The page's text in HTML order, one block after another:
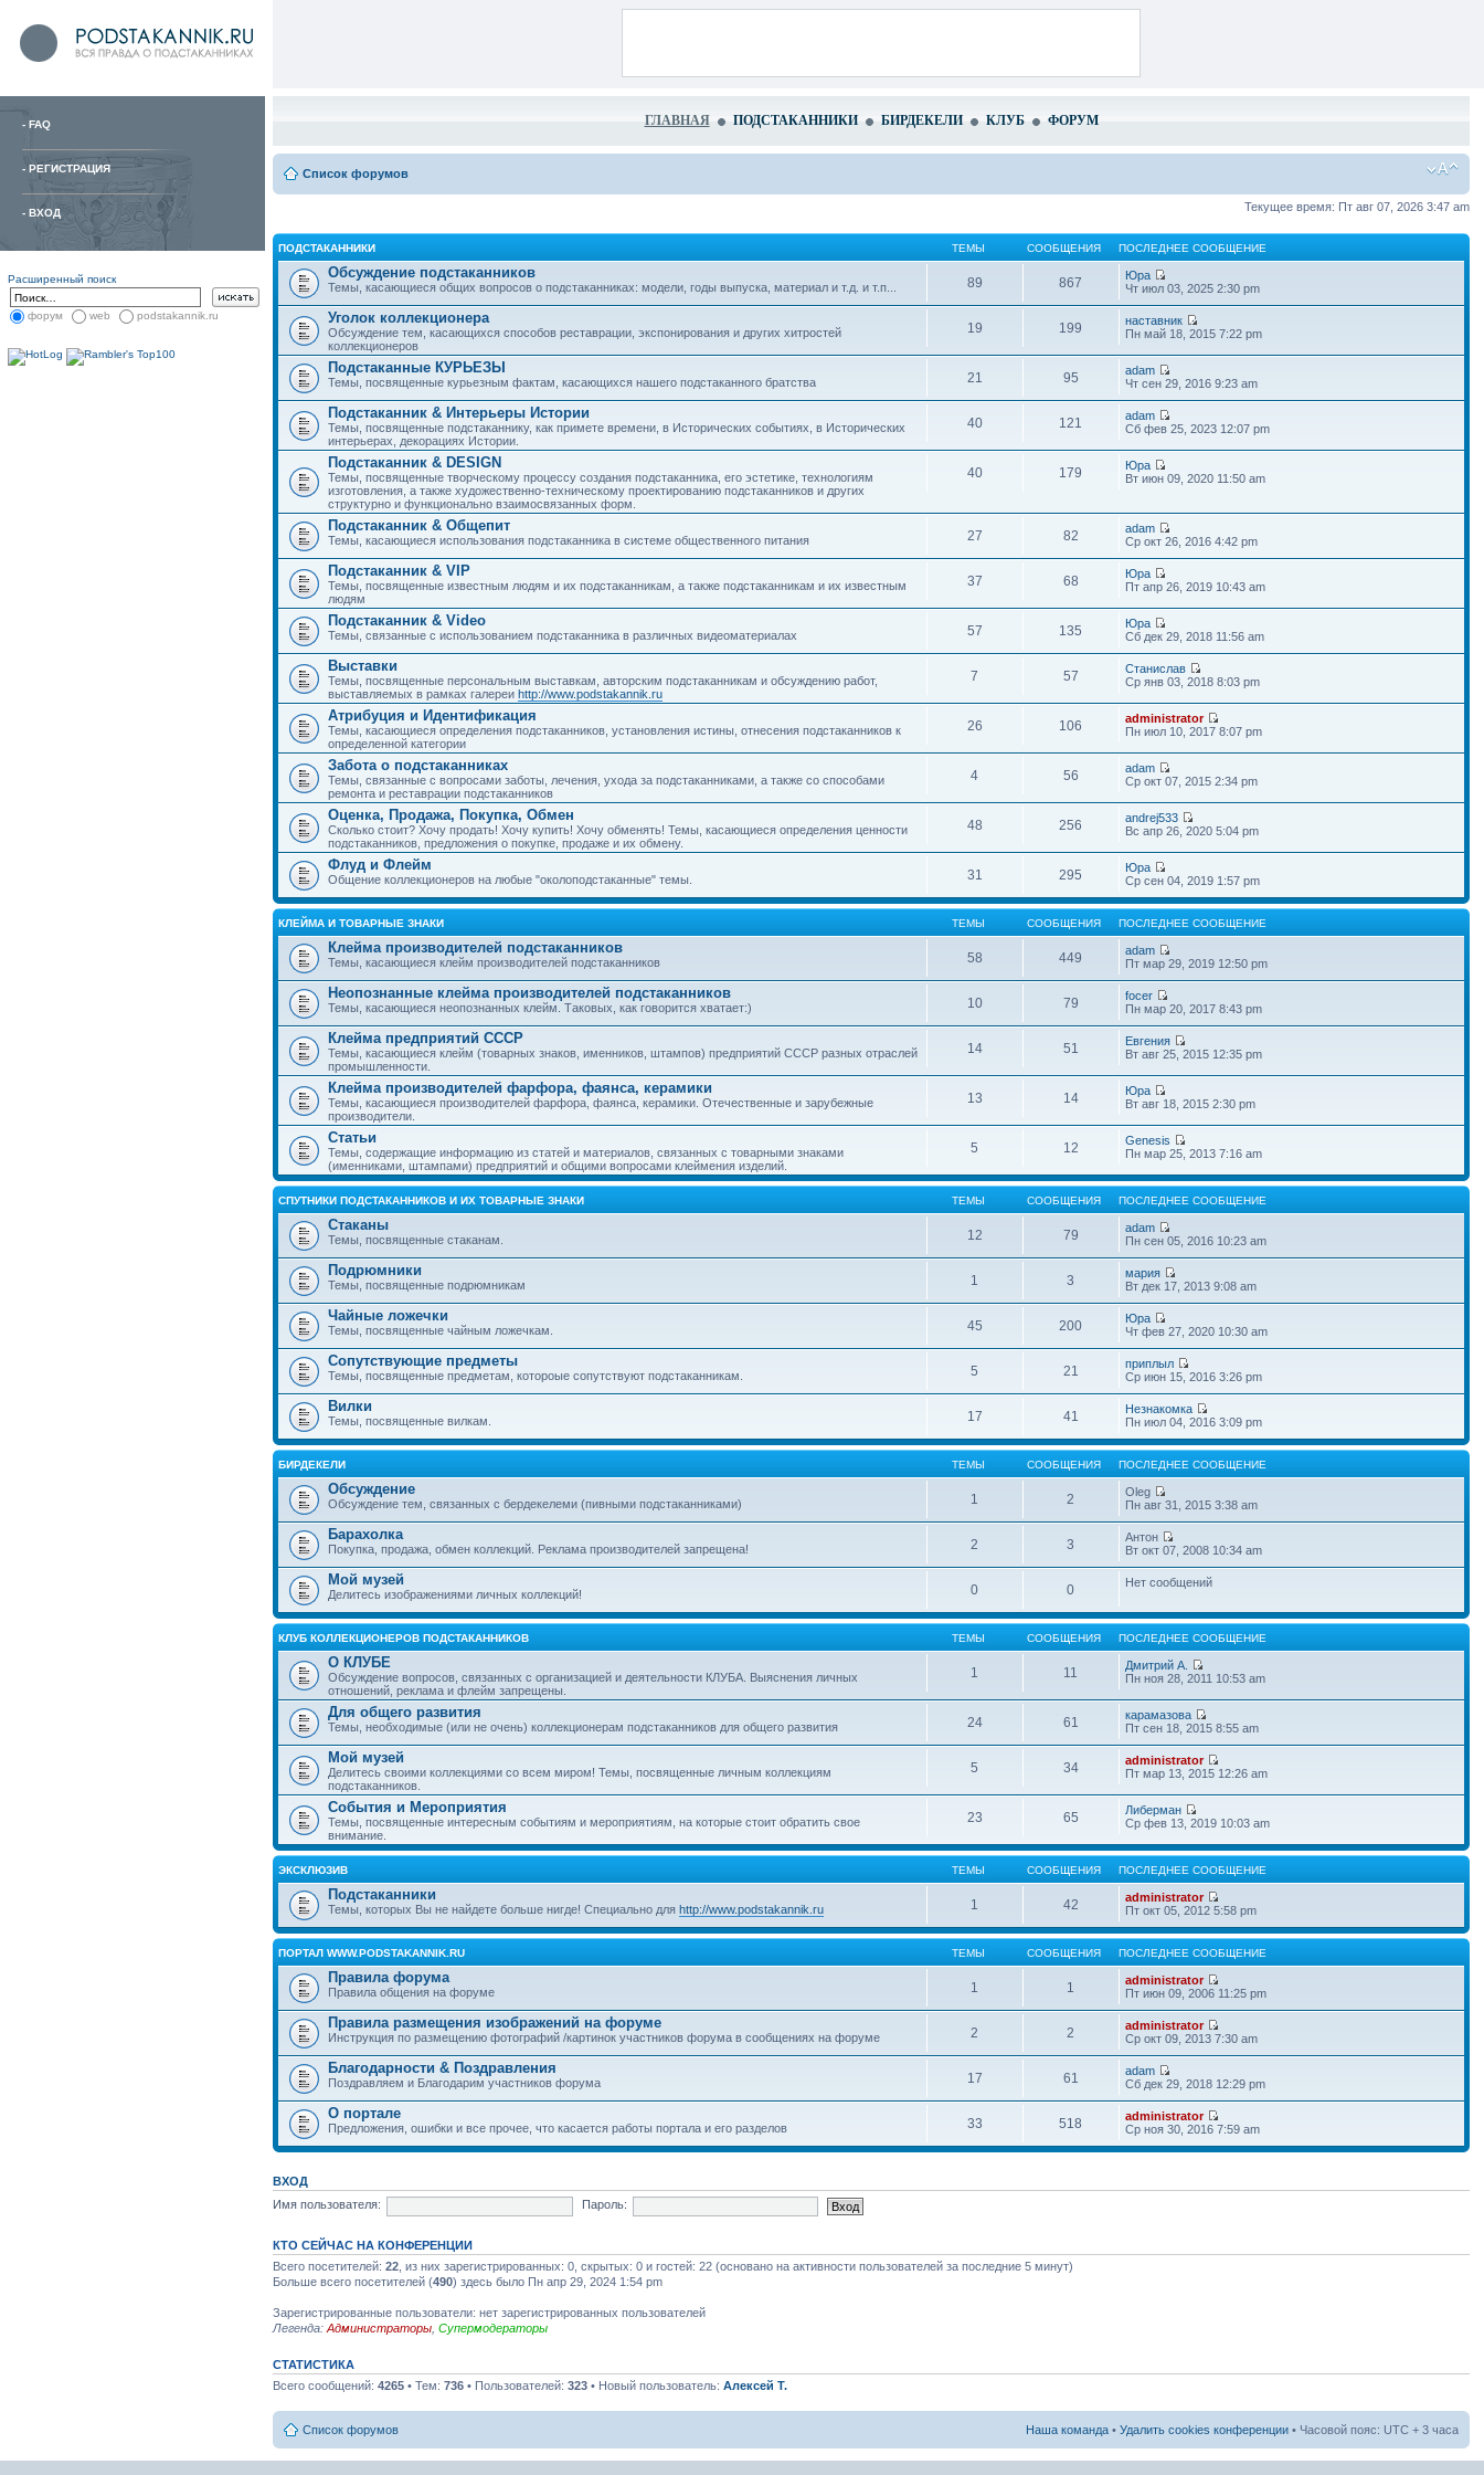
- FAQ
- РЕГИСТРАЦИЯ
- ВХОД
Расширенный поиск
форум web podstakannik.ru
ГЛАВНАЯ ПОДСТАКАННИКИ БИРДЕКЕЛИ КЛУБ ФОРУМ
Список форумов
Текущее время: Пт авг 07, 2026 3:47 am
ПОДСТАКАННИКИ ТЕМЫ СООБЩЕНИЯ ПОСЛЕДНЕЕ СООБЩЕНИЕ
Обсуждение подстаканников
Темы, касающиеся общих вопросов о подстаканниках: модели, годы выпуска, материал и т.д. и т.п... 89 867
Юра
Чт июл 03, 2025 2:30 pm
Уголок коллекционера
Обсуждение тем, касающихся способов реставрации, экспонирования и других хитростей
коллекционеров
19 199
наставник
Пн май 18, 2015 7:22 pm
Подстаканные КУРЬЕЗЫ
Темы, посвященные курьезным фактам, касающихся нашего подстаканного братства 21 95
adam
Чт сен 29, 2016 9:23 am
Подстаканник & Интерьеры Истории
Темы, посвященные подстаканнику, как примете времени, в Исторических событиях, в Исторических
интерьерах, декорациях Истории.
40 121
adam
Сб фев 25, 2023 12:07 pm
Подстаканник & DESIGN
Темы, посвященные творческому процессу создания подстаканника, его эстетике, технологиям
изготовления, а также художественно-техническому проектированию подстаканников и других
структурно и функционально взаимосвязанных форм.
40 179
Юра
Вт июн 09, 2020 11:50 am
Подстаканник & Общепит
Темы, касающиеся использования подстаканника в системе общественного питания 27 82
adam
Ср окт 26, 2016 4:42 pm
Подстаканник & VIP
Темы, посвященные известным людям и их подстаканникам, а также подстаканникам и их известным
людям
37 68
Юра
Пт апр 26, 2019 10:43 am
Подстаканник & Video
Темы, связанные с использованием подстаканника в различных видеоматериалах 57 135
Юра
Сб дек 29, 2018 11:56 am
Выставки
Темы, посвященные персональным выставкам, авторским подстаканникам и обсуждению работ,
выставляемых в рамках галереи http://www.podstakannik.ru
7 57
Станислав
Ср янв 03, 2018 8:03 pm
Атрибуция и Идентификация
Темы, касающиеся определения подстаканников, установления истины, отнесения подстаканников к
определенной категории
26 106
administrator
Пн июл 10, 2017 8:07 pm
Забота о подстаканниках
Темы, связанные с вопросами заботы, лечения, ухода за подстаканниками, а также со способами
ремонта и реставрации подстаканников
4 56
adam
Ср окт 07, 2015 2:34 pm
Оценка, Продажа, Покупка, Обмен
Сколько стоит? Хочу продать! Хочу купить! Хочу обменять! Темы, касающиеся определения ценности
подстаканников, предложения о покупке, продаже и их обмену.
48 256
andrej533
Вс апр 26, 2020 5:04 pm
Флуд и Флейм
Общение коллекционеров на любые "околоподстаканные" темы. 31 295
Юра
Ср сен 04, 2019 1:57 pm
КЛЕЙМА И ТОВАРНЫЕ ЗНАКИ ТЕМЫ СООБЩЕНИЯ ПОСЛЕДНЕЕ СООБЩЕНИЕ
Клейма производителей подстаканников
Темы, касающиеся клейм производителей подстаканников 58 449
adam
Пт мар 29, 2019 12:50 pm
Неопознанные клейма производителей подстаканников
Темы, касающиеся неопознанных клейм. Таковых, как говорится хватает:) 10 79
focer
Пн мар 20, 2017 8:43 pm
Клейма предприятий СССР
Темы, касающиеся клейм (товарных знаков, именников, штампов) предприятий СССР разных отраслей
промышленности.
14 51
Евгения
Вт авг 25, 2015 12:35 pm
Клейма производителей фарфора, фаянса, керамики
Темы, касающиеся производителей фарфора, фаянса, керамики. Отечественные и зарубежные
производители.
13 14
Юра
Вт авг 18, 2015 2:30 pm
Статьи
Темы, содержащие информацию из статей и материалов, связанных с товарными знаками
(именниками, штампами) предприятий и общими вопросами клеймения изделий.
5 12
Genesis
Пн мар 25, 2013 7:16 am
СПУТНИКИ ПОДСТАКАННИКОВ И ИХ ТОВАРНЫЕ ЗНАКИ ТЕМЫ СООБЩЕНИЯ ПОСЛЕДНЕЕ СООБЩЕНИЕ
Стаканы
Темы, посвященные стаканам. 12 79
adam
Пн сен 05, 2016 10:23 am
Подрюмники
Темы, посвященные подрюмникам 1 3
мария
Вт дек 17, 2013 9:08 am
Чайные ложечки
Темы, посвященные чайным ложечкам. 45 200
Юра
Чт фев 27, 2020 10:30 am
Сопутствующие предметы
Темы, посвященные предметам, котороые сопутствуют подстаканникам. 5 21
приплыл
Ср июн 15, 2016 3:26 pm
Вилки
Темы, посвященные вилкам. 17 41
Незнакомка
Пн июл 04, 2016 3:09 pm
БИРДЕКЕЛИ ТЕМЫ СООБЩЕНИЯ ПОСЛЕДНЕЕ СООБЩЕНИЕ
Обсуждение
Обсуждение тем, связанных с бердекелеми (пивными подстаканниками) 1 2
Oleg
Пн авг 31, 2015 3:38 am
Барахолка
Покупка, продажа, обмен коллекций. Реклама производителей запрещена! 2 3
Антон
Вт окт 07, 2008 10:34 am
Мой музей
Делитесь изображениями личных коллекций! 0 0 Нет сообщений
КЛУБ КОЛЛЕКЦИОНЕРОВ ПОДСТАКАННИКОВ ТЕМЫ СООБЩЕНИЯ ПОСЛЕДНЕЕ СООБЩЕНИЕ
О КЛУБЕ
Обсуждение вопросов, связанных с организацией и деятельности КЛУБА. Выяснения личных
отношений, реклама и флейм запрещены.
1 11
Дмитрий А.
Пн ноя 28, 2011 10:53 am
Для общего развития
Темы, необходимые (или не очень) коллекционерам подстаканников для общего развития 24 61
карамазова
Пт сен 18, 2015 8:55 am
Мой музей
Делитесь своими коллекциями со всем миром! Темы, посвященные личным коллекциям
подстаканников.
5 34
administrator
Пт мар 13, 2015 12:26 am
События и Мероприятия
Темы, посвященные интересным событиям и мероприятиям, на которые стоит обратить свое
внимание.
23 65
Либерман
Ср фев 13, 2019 10:03 am
ЭКСКЛЮЗИВ ТЕМЫ СООБЩЕНИЯ ПОСЛЕДНЕЕ СООБЩЕНИЕ
Подстаканники
Темы, которых Вы не найдете больше нигде! Специально для http://www.podstakannik.ru 1 42
administrator
Пт окт 05, 2012 5:58 pm
ПОРТАЛ WWW.PODSTAKANNIK.RU ТЕМЫ СООБЩЕНИЯ ПОСЛЕДНЕЕ СООБЩЕНИЕ
Правила форума
Правила общения на форуме 1 1
administrator
Пт июн 09, 2006 11:25 pm
Правила размещения изображений на форуме
Инструкция по размещению фотографий /картинок участников форума в сообщениях на форуме 2 2
administrator
Ср окт 09, 2013 7:30 am
Благодарности & Поздравления
Поздравляем и Благодарим участников форума 17 61
adam
Сб дек 29, 2018 12:29 pm
О портале
Предложения, ошибки и все прочее, что касается работы портала и его разделов 33 518
administrator
Ср ноя 30, 2016 7:59 am
ВХОД
Имя пользователя:
Пароль:
КТО СЕЙЧАС НА КОНФЕРЕНЦИИ
Всего посетителей: 22 , из них зарегистрированных: 0, скрытых: 0 и гостей: 22 (основано на активности пользователей за последние 5 минут)
Больше всего посетителей (490) здесь было Пн апр 29, 2024 1:54 pm
Зарегистрированные пользователи: нет зарегистрированных пользователей
Легенда: Администраторы Супермодераторы
СТАТИСТИКА
Всего сообщений: 4265 • Тем: 736 • Пользователей: 323 • Новый пользователь: Алексей Т.
Список форумов Наша команда • Удалить cookies конференции • Часовой пояс: UTC + 3 часа